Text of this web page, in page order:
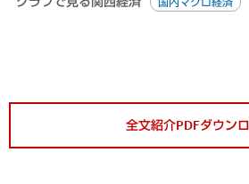
全文紹介PDFダウン